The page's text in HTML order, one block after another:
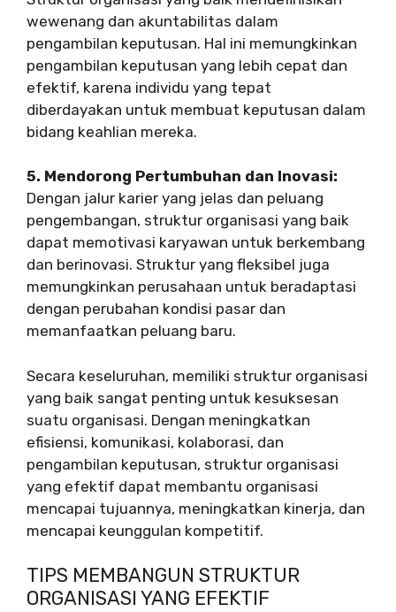
wewenang dan akuntabilitas dalam
pengambilan keputusan. Hal ini memungkinkan
pengambilan keputusan yang lebih cepat dan
efektif, karena individu yang tepat
diberdayakan untuk membuat keputusan dalam
bidang keahlian mereka.
5. Mendorong Pertumbuhan dan Inovasi:
Dengan jalur karier yang jelas dan peluang
pengembangan, struktur organisasi yang baik
dapat memotivasi karyawan untuk berkembang
dan berinovasi. Struktur yang fleksibel juga
memungkinkan perusahaan untuk beradaptasi
dengan perubahan kondisi pasar dan
memanfaatkan peluang baru.
Secara keseluruhan, memiliki struktur organisasi
yang baik sangat penting untuk kesuksesan
suatu organisasi. Dengan meningkatkan
efisiensi, komunikasi, kolaborasi, dan
pengambilan keputusan, struktur organisasi
yang efektif dapat membantu organisasi
mencapai tujuannya, meningkatkan kinerja, dan
mencapai keunggulan kompetitif.
TIPS MEMBANGUN STRUKTUR
ORGANISASI YANG EFEKTIF